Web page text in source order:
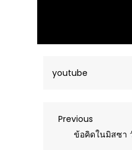
youtube
Post
Previous
Post
Previous
ข้อคิดในมิสซา